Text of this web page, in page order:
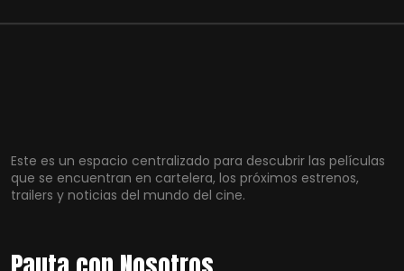
Este es un espacio centralizado para descubrir las películas
que se encuentran en cartelera, los próximos estrenos,
trailers y noticias del mundo del cine.